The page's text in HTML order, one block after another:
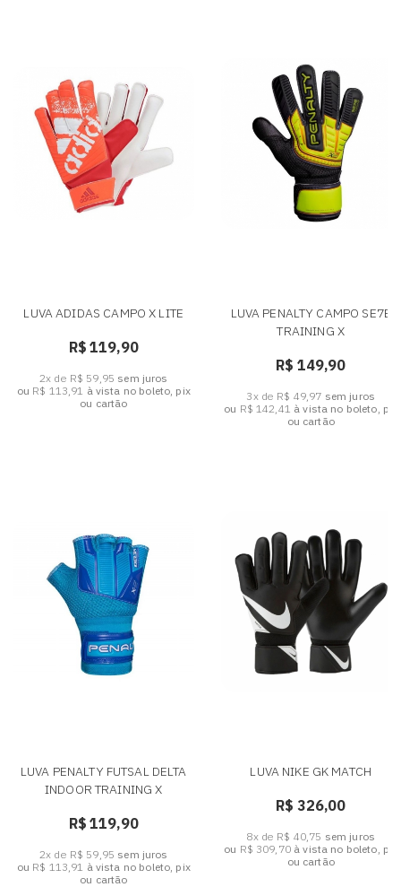
LUVA ADIDAS CAMPO X LITE
R$ 119,90
2x de R$ 59,95 sem juros
ou R$ 113,91 à vista no boleto, pix
ou cartão
LUVA PENALTY CAMPO SE7E
TRAINING X
R$ 149,90
3x de R$ 49,97 sem juros
ou R$ 142,41 à vista no boleto, pix
ou cartão
LUVA PENALTY FUTSAL DELTA
INDOOR TRAINING X
R$ 119,90
2x de R$ 59,95 sem juros
ou R$ 113,91 à vista no boleto, pix
ou cartão
LUVA NIKE GK MATCH
R$ 326,00
8x de R$ 40,75 sem juros
ou R$ 309,70à vista no boleto, pix
ou cartão